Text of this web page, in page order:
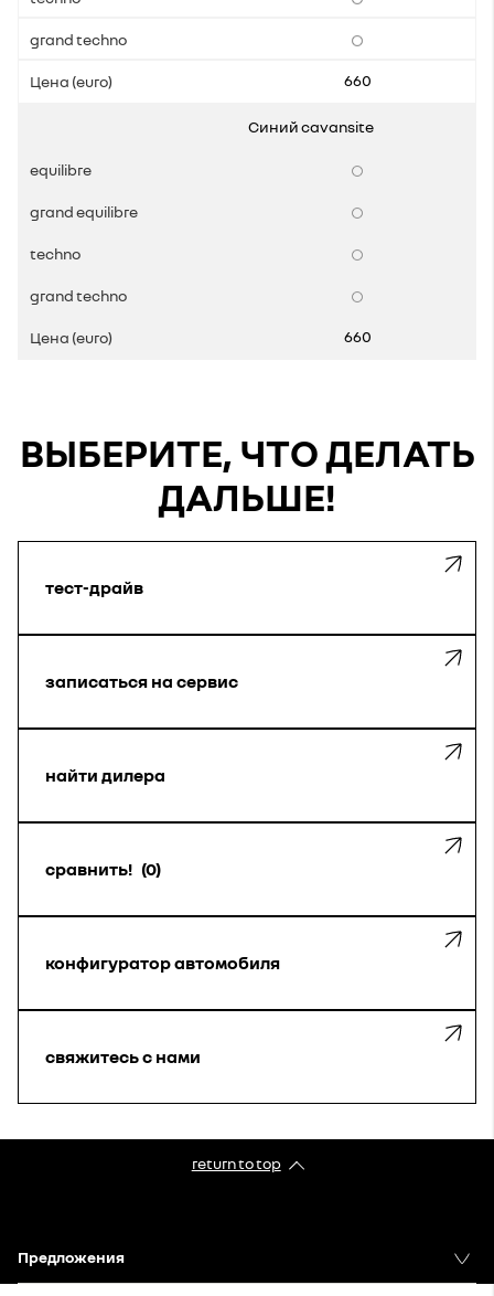
660
Синий cavansite
660
ВЫБЕРИТЕ, ЧТО ДЕЛАТЬ
ДАЛЬШЕ!
тест-драйв
записаться на сервис
найти дилера
сравнить! 0
конфигуратор автомобиля
свяжитесь с нами
return to top
Предложения